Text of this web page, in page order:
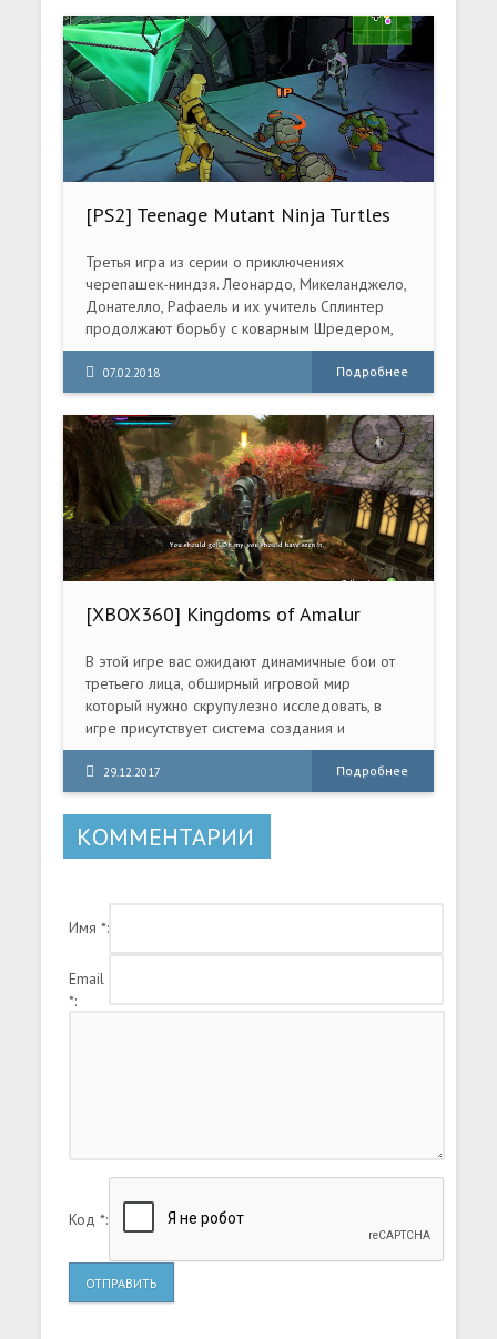
[PS2] Teenage Mutant Ninja Turtles
3: Mutant Nightmare
[RUS/ENG|NTSC]
Третья игра из серии о приключениях
черепашек-ниндзя. Леонардо, Микеланджело,
Донателло, Рафаель и их учитель Сплинтер
продолжают борьбу с коварным Шредером,
его помощниками Бибопом и Рокстеди и целой
армией вооруженных ниндзя и роботов.
07.02.2018 Подробнее
[XBOX360] Kingdoms of Amalur
Reckoning [FREBOOT / RUS]
В этой игре вас ожидают динамичные бои от
третьего лица, обширный игровой мир
который нужно скрупулезно исследовать, в
игре присутствует система создания и
формирования персонажа, невероятно
захватывающая история, которая
разворачивается в детально проработанной
вселенной.
29.12.2017 Подробнее
КОММЕНТАРИИ
Имя *:
Email
*:
Код *:
ОТПРАВИТЬ